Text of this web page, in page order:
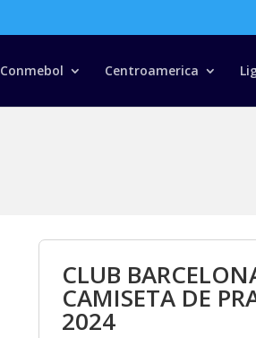
Conmebol Centroamerica
Búsqueda
productos
CLUB
CAMISETA DE
2024